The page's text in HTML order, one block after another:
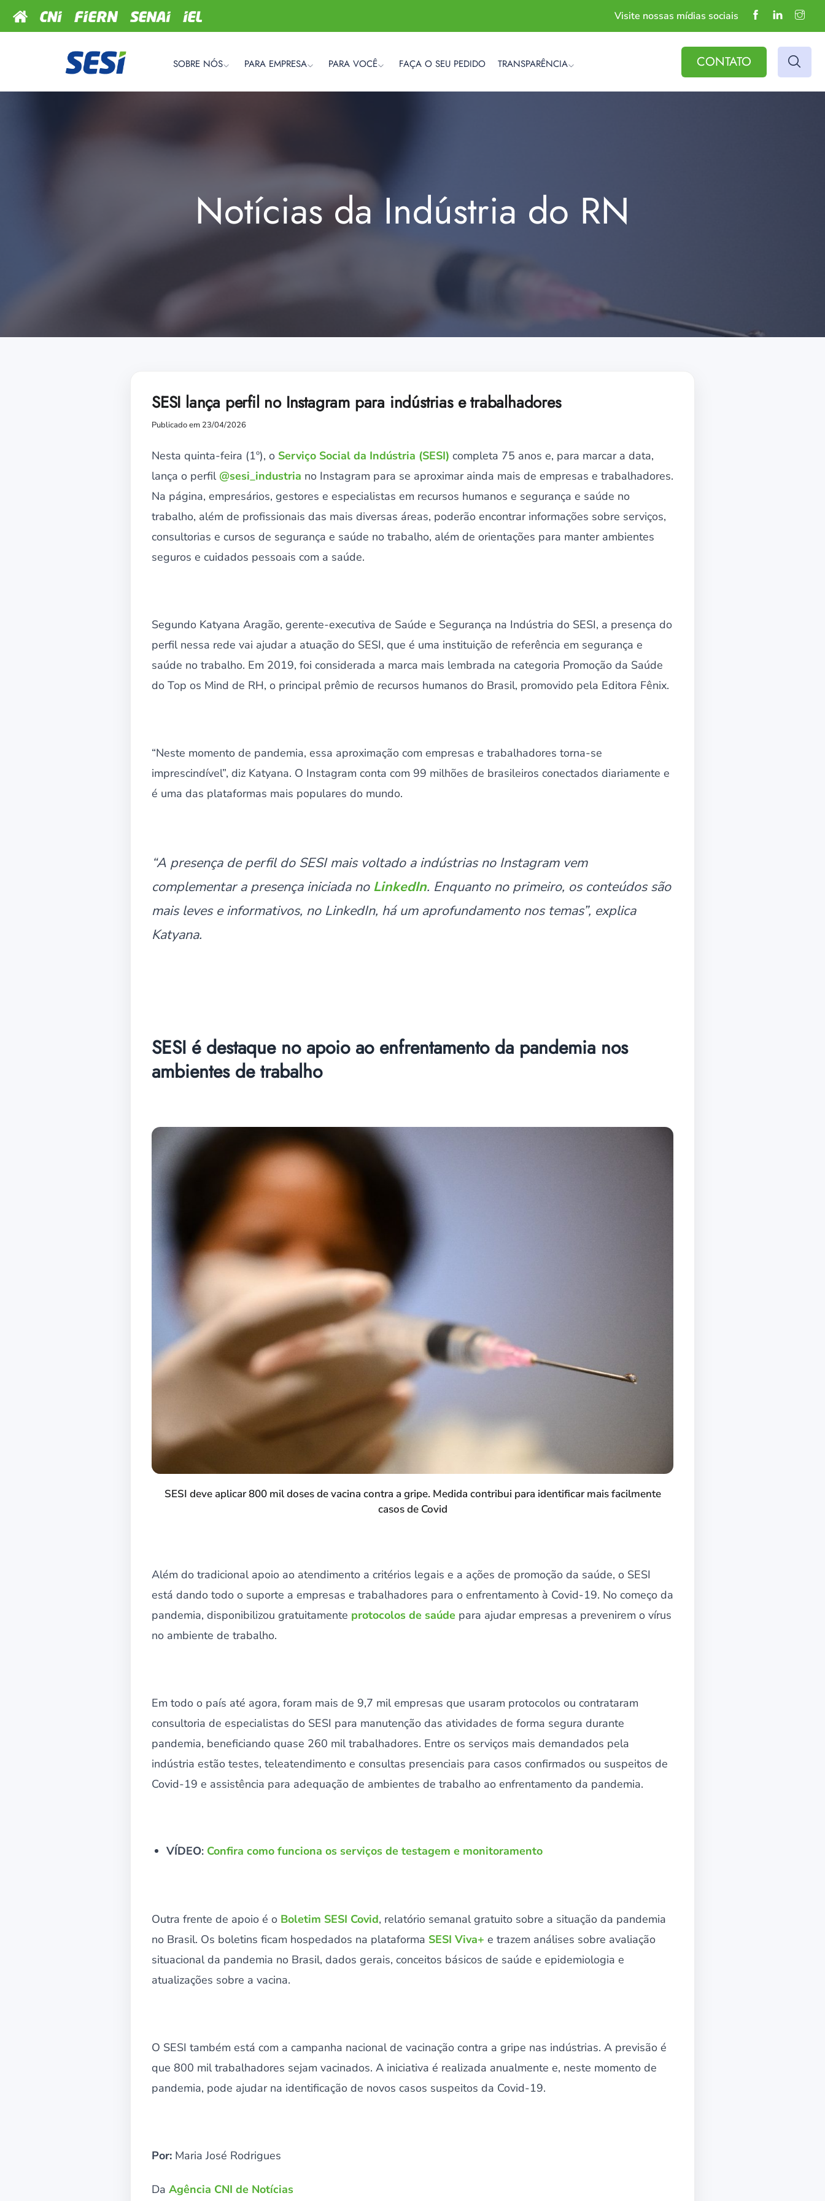
Visite nossas mídias sociais
SOBRE NÓS PARA EMPRESA PARA VOCÊ FAÇA O SEU PEDIDO TRANSPARÊNCIA CONTATO
Notícias da Indústria do RN
SESI lança perfil no Instagram para indústrias e trabalhadores
Publicado em 23/04/2026
Nesta quinta-feira (1º), o Serviço Social da Indústria (SESI) completa 75 anos e, para marcar a data,
lança o perfil @sesi_industria no Instagram para se aproximar ainda mais de empresas e trabalhadores.
Na página, empresários, gestores e especialistas em recursos humanos e segurança e saúde no
trabalho, além de profissionais das mais diversas áreas, poderão encontrar informações sobre serviços,
consultorias e cursos de segurança e saúde no trabalho, além de orientações para manter ambientes
seguros e cuidados pessoais com a saúde.
Segundo Katyana Aragão, gerente-executiva de Saúde e Segurança na Indústria do SESI, a presença do
perfil nessa rede vai ajudar a atuação do SESI, que é uma instituição de referência em segurança e
saúde no trabalho. Em 2019, foi considerada a marca mais lembrada na categoria Promoção da Saúde
do Top os Mind de RH, o principal prêmio de recursos humanos do Brasil, promovido pela Editora Fênix.
“Neste momento de pandemia, essa aproximação com empresas e trabalhadores torna-se
imprescindível”, diz Katyana. O Instagram conta com 99 milhões de brasileiros conectados diariamente e
é uma das plataformas mais populares do mundo.
“A presença de perfil do SESI mais voltado a indústrias no Instagram vem
complementar a presença iniciada no LinkedIn. Enquanto no primeiro, os conteúdos são
mais leves e informativos, no LinkedIn, há um aprofundamento nos temas”, explica
Katyana.
SESI é destaque no apoio ao enfrentamento da pandemia nos
ambientes de trabalho
SESI deve aplicar 800 mil doses de vacina contra a gripe. Medida contribui para identificar mais facilmente
casos de Covid
Além do tradicional apoio ao atendimento a critérios legais e a ações de promoção da saúde, o SESI
está dando todo o suporte a empresas e trabalhadores para o enfrentamento à Covid-19. No começo da
pandemia, disponibilizou gratuitamente protocolos de saúde para ajudar empresas a prevenirem o vírus
no ambiente de trabalho.
Em todo o país até agora, foram mais de 9,7 mil empresas que usaram protocolos ou contrataram
consultoria de especialistas do SESI para manutenção das atividades de forma segura durante
pandemia, beneficiando quase 260 mil trabalhadores. Entre os serviços mais demandados pela
indústria estão testes, teleatendimento e consultas presenciais para casos confirmados ou suspeitos de
Covid-19 e assistência para adequação de ambientes de trabalho ao enfrentamento da pandemia.
VÍDEO: Confira como funciona os serviços de testagem e monitoramento
Outra frente de apoio é o Boletim SESI Covid, relatório semanal gratuito sobre a situação da pandemia
no Brasil. Os boletins ficam hospedados na plataforma SESI Viva+ e trazem análises sobre avaliação
situacional da pandemia no Brasil, dados gerais, conceitos básicos de saúde e epidemiologia e
atualizações sobre a vacina.
O SESI também está com a campanha nacional de vacinação contra a gripe nas indústrias. A previsão é
que 800 mil trabalhadores sejam vacinados. A iniciativa é realizada anualmente e, neste momento de
pandemia, pode ajudar na identificação de novos casos suspeitos da Covid-19.
Por: Maria José Rodrigues
Da Agência CNI de Notícias